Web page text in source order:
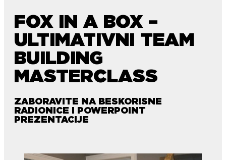
FOX IN A BOX –
ULTIMATIVNI TEAM
BUILDING
MASTERCLASS
ZABORAVITE NA BESKORISNE
RADIONICE I POWERPOINT
PREZENTACIJE